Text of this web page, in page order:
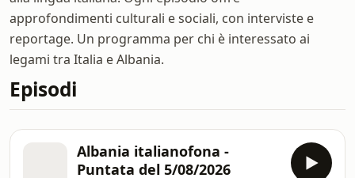
approfondimenti culturali e sociali, con interviste e
reportage. Un programma per chi è interessato ai
legami tra Italia e Albania.
Episodi
Albania italianofona -
Puntata del 5/08/2026